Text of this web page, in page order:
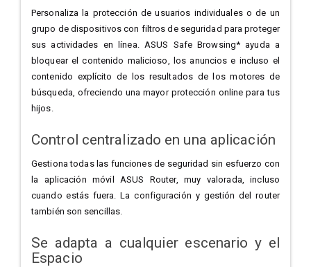
Personaliza la protección de usuarios individuales o de un
grupo de dispositivos con filtros de seguridad para proteger
sus actividades en línea. ASUS Safe Browsing* ayuda a
bloquear el contenido malicioso, los anuncios e incluso el
contenido explícito de los resultados de los motores de
búsqueda, ofreciendo una mayor protección online para tus
hijos.
Control centralizado en una aplicación
Gestiona todas las funciones de seguridad sin esfuerzo con
la aplicación móvil ASUS Router, muy valorada, incluso
cuando estás fuera. La configuración y gestión del router
también son sencillas.
Se adapta a cualquier escenario y el
Espacio